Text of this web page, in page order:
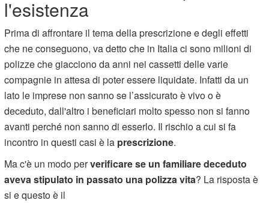
l'esistenza
Prima di affrontare il tema della prescrizione e degli effetti
che ne conseguono, va detto che in Italia ci sono milioni di
polizze che giacciono da anni nei cassetti delle varie
compagnie in attesa di poter essere liquidate. Infatti da un
lato le imprese non sanno se l’assicurato è vivo o è
deceduto, dall'altro i beneficiari molto spesso non si fanno
avanti perché non sanno di esserlo. Il rischio a cui si fa
incontro in questi casi è la prescrizione.
Ma c'è un modo perverificare se un familiare deceduto
aveva stipulato in passato una polizza vita? La risposta è
si e questo è il